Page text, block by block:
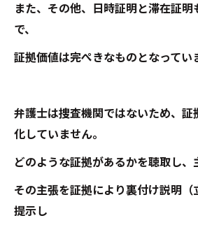
また、その他、日時証明と滞在証明
で、
証拠価値は完ぺきなものとなってい
弁護士は捜査機関ではないため、証
化していません。
どのような証拠があるかを聴取し、
その主張を証拠により裏付け説明（
提示し